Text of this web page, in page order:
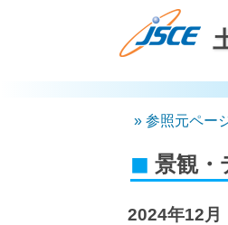
参照元ペー
景観・
2024年12